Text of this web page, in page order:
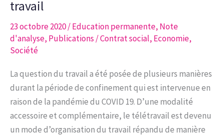
webinaire
du
15
octobre
2020:
« Tout
à
l’électrique! »
travail
23 octobre 2020/Education permanente, Note
d'analyse, Publications/Contrat social, Economie,
Société
La question du travail a été posée de plusieurs manières
durant la période de confinement qui est intervenue en
raison de la pandémie du COVID 19. D’une modalité
accessoire et complémentaire, le télétravail est devenu
un mode d’organisation du travail répandu de manière